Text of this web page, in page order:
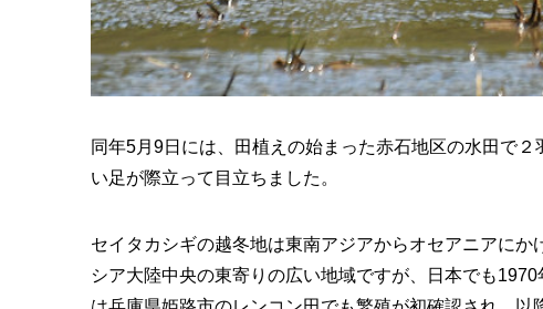
同年5月9日には、田植えの始まった赤石地区の水田で
い足が際立って目立ちました。
セイタカシギの越冬地は東南アジアからオセアニアに
シア大陸中央の東寄りの広い地域ですが、日本でも